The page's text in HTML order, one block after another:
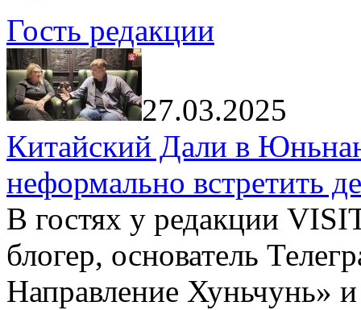
Гость редакции
27.03.2025
Китайский Дали в
неформально встретить
В гостях у редакции
блогер, основатель
Направление Хуньчунь»